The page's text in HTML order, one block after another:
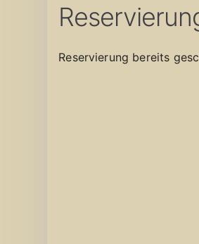
Reservierung bereits